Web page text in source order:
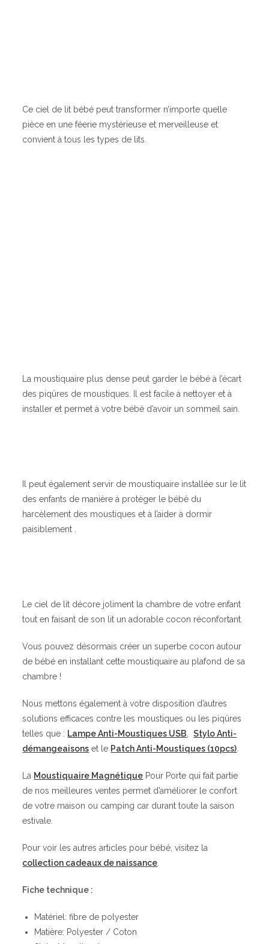
Ce ciel de lit bébé peut transformer n’importe quelle
pièce en une féerie mystérieuse et merveilleuse et
convient à tous les types de lits.
La moustiquaire plus dense peut garder le bébé à l’écart
des piqûres de moustiques. Il est facile à nettoyer et à
installer et permet à votre bébé d’avoir un sommeil sain.
Il peut également servir de moustiquaire installée sur le lit
des enfants de manière à protéger le bébé du
harcèlement des moustiques et à l’aider à dormir
paisiblement .
Le ciel de lit décore joliment la chambre de votre enfant
tout en faisant de son lit un adorable cocon réconfortant.
Vous pouvez désormais créer un superbe cocon autour
de bébé en installant cette moustiquaire au plafond de sa
chambre !
Nous mettons également à votre disposition d’autres
solutions efficaces contre les moustiques ou les piqûres
telles que : Lampe Anti-Moustiques USB ,Stylo Anti-
démangeaisons et le Patch Anti-Moustiques (10pcs)
La Moustiquaire Magnétique Pour Porte qui fait partie
de nos meilleures ventes permet d’améliorer le confort
de votre maison ou camping car durant toute la saison
estivale.
Pour voir les autres articles pour bébé, visitez la
collection cadeaux de naissance
Fiche technique :
Matériel: fibre de polyester
Matière: Polyester / Coton